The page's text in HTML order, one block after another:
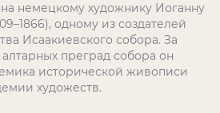
немецкому художнику Иоганну
одному из создателей
Исаакиевского собора. За
преград собора он
исторической живописи
художеств.